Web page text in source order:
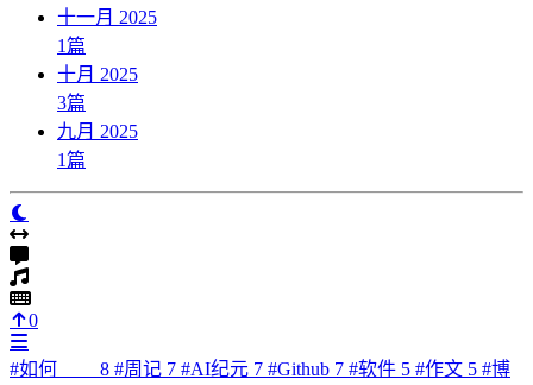
十一月 2025
1篇
十月 2025
3篇
九月 2025
1篇
0
#如何____ 8 #周记 7 #AI纪元 7 #Github 7 #软件 5 #作文 5 #博